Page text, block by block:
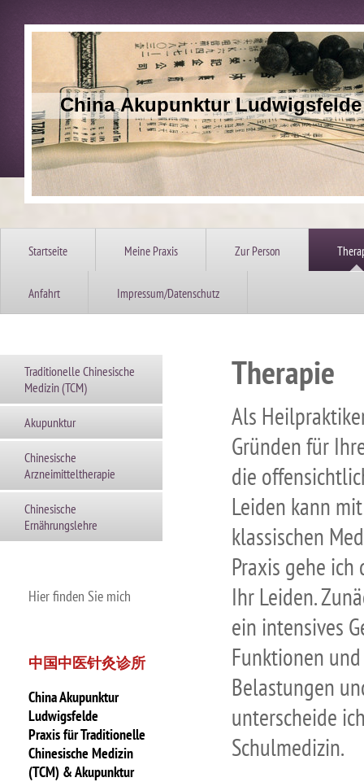
China Akupunktur
Startseite Meine Praxis Zur Person
Anfahrt Impressum/Datenschutz
Traditionelle Chinesische
Medizin (TCM)
Akupunktur
Chinesische
Arzneimitteltherapie
Chinesische
Ernährungslehre
Hier finden Sie mich
中国中医针灸诊所
China Akupunktur
Ludwigsfelde
Praxis für Traditionelle
Chinesische Medizin
(TCM) & Akupunktur
Therapie
Als
Gründen für
die
Leiden kann
klassischen
Praxis gehe
Ihr Leiden.
ein intensives
Funktionen
Belastungen
unterscheide
Schulmedizin.